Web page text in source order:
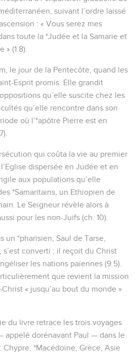
suivant l’ordre laissé
: « Vous serez mes
toute la *Judée et la Samarie et
» (1.8).
le jour de la Pentecôte, quand les
Esprit promis. Elle grandit
qu’elle suscite chez les
qu’elle rencontre dans son
où l’*apôtre Pierre est en
qui coûta la vie au premier
dispersée en Judée et en
aux populations qu’elle
*Samaritains, un Ethiopien de
Le Seigneur révèle alors à
pour les non-Juifs (ch. 10).
un *pharisien, Saul de Tarse,
s’est converti ; il reçoit du Christ
les nations païennes (9.5).
que revient la mission
« jusqu’au bout du monde »
du livre retrace les trois voyages
appelé dorénavant Paul — dans le
*Macédoine, Grèce, Asie